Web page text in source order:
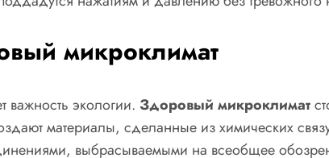
микроклимат
экологии. Здоровый микроклимат
материалы, сделанные из химических
выбрасываемыми на всеобщее